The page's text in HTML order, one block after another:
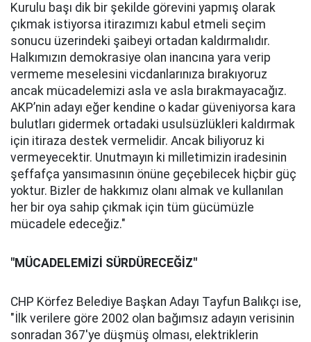
Kurulu başı dik bir şekilde görevini yapmış olarak
çıkmak istiyorsa itirazımızı kabul etmeli seçim
sonucu üzerindeki şaibeyi ortadan kaldırmalıdır.
Halkımızın demokrasiye olan inancına yara verip
vermeme meselesini vicdanlarınıza bırakıyoruz
ancak mücadelemizi asla ve asla bırakmayacağız.
AKP’nin adayı eğer kendine o kadar güveniyorsa kara
bulutları gidermek ortadaki usulsüzlükleri kaldırmak
için itiraza destek vermelidir. Ancak biliyoruz ki
vermeyecektir. Unutmayın ki milletimizin iradesinin
şeffafça yansımasının önüne geçebilecek hiçbir güç
yoktur. Bizler de hakkımız olanı almak ve kullanılan
her bir oya sahip çıkmak için tüm gücümüzle
mücadele edeceğiz."
"MÜCADELEMİZİ SÜRDÜRECEĞİZ"
CHP Körfez Belediye Başkan Adayı Tayfun Balıkçı ise,
"İlk verilere göre 2002 olan bağımsız adayın verisinin
sonradan 367'ye düşmüş olması, elektriklerin